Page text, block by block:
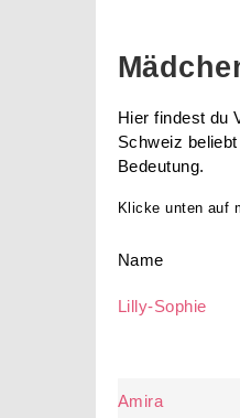
Hier findest du
Schweiz
Bedeutung.
Klicke unten auf
Name
Lilly-Sophie
Amira